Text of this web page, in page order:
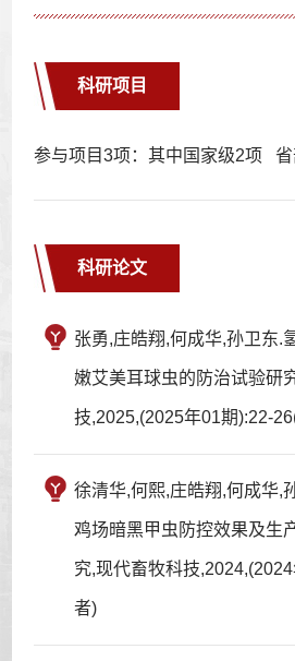
科研项目
参与项目3项：其中国家级2项
科研论文
张勇,庄皓翔,何成华,孙卫东.
嫩艾美耳球虫的防治试验研
技,2025,(2025年01期):22-
徐清华,何熙,庄皓翔,何成华,
鸡场暗黑甲虫防控效果及生
究,现代畜牧科技
者)